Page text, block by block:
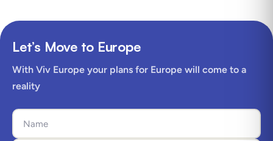
Let’s Move to Europe
With Viv Europe your plans for Europe will come to a
reality